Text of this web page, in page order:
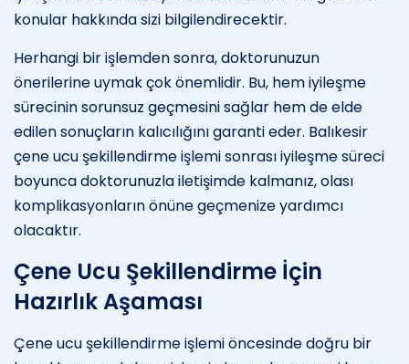
konular hakkında sizi bilgilendirecektir.
Herhangi bir işlemden sonra, doktorunuzun
önerilerine uymak çok önemlidir. Bu, hem iyileşme
sürecinin sorunsuz geçmesini sağlar hem de elde
edilen sonuçların kalıcılığını garanti eder. Balıkesir
çene ucu şekillendirme işlemi sonrası iyileşme süreci
boyunca doktorunuzla iletişimde kalmanız, olası
komplikasyonların önüne geçmenize yardımcı
olacaktır.
Çene Ucu Şekillendirme İçin
Hazırlık Aşaması
Çene ucu şekillendirme işlemi öncesinde doğru bir